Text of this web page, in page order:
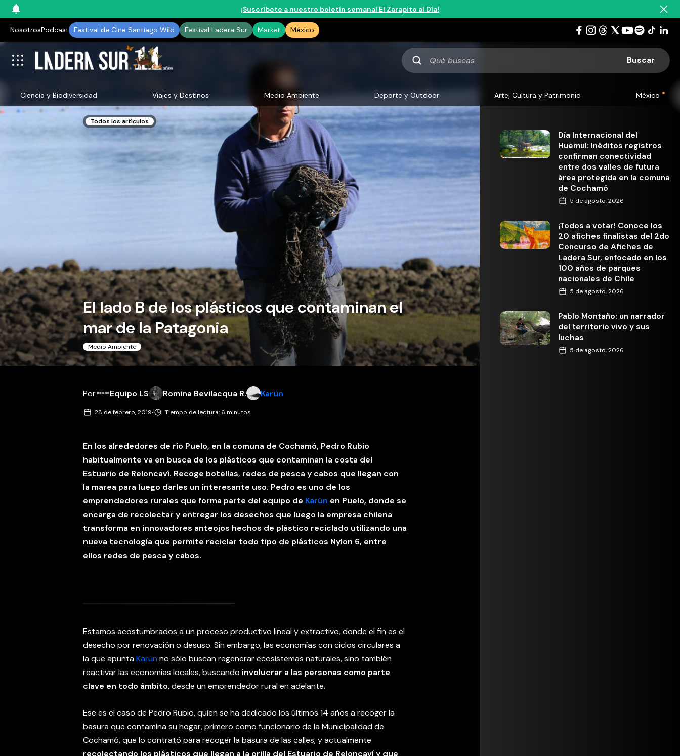
¡Suscríbete a nuestro boletín semanal El Zarapito al Día!
NosotrosPodcast Festival de Cine Santiago Wild Festival Ladera Sur Market México
Qué
buscas
Ciencia y Biodiversidad Viajes y Destinos Medio Ambiente Deporte y Outdoor Arte, Cultura y Patrimonio México
Todos los artículos
El lado B de los plásticos que contaminan el
mar de la Patagonia
Medio Ambiente
Por Equipo LS Romina Bevilacqua R. Karün
28 de febrero, 2019· Tiempo de lectura: 6 minutos
En los alrededores de río Puelo, en la comuna de Cochamó, Pedro Rubio
habitualmente va en busca de los plásticos que contaminan la costa del
Estuario de Reloncaví. Recoge botellas, redes de pesca y cabos que llegan con
la marea para luego darles un interesante uso. Pedro es uno de los
emprendedores rurales que forma parte del equipo de Karün en Puelo, donde se
encarga de recolectar y entregar los desechos que luego la empresa chilena
transforma en innovadores anteojos hechos de plástico reciclado utilizando una
nueva tecnología que permite reciclar todo tipo de plásticos Nylon 6, entre
ellos redes de pesca y cabos.
Estamos acostumbrados a un proceso productivo lineal y extractivo, donde el fin es el
desecho por renovación o desuso. Sin embargo, las economías conciclos circulares a
la que apuntaKarünno sólo buscan regenerar ecosistemas naturales, sino también
reactivar las economías locales, buscando involucrar a las personas como parte
clave en todo ámbito, desde un emprendedor rural en adelante.
Ese es el caso de Pedro Rubio, quien se ha dedicado los últimos 14 años a recoger la
basura que contamina su hogar, primero como funcionario de la Municipalidad de
Cochamó, que lo contrató para recoger la basura de las calles, y actualmente
recolectando los plásticos que llegan a la orilla del Estuario de Reloncaví y que
Día Internacional del
Huemul: Inéditos registros
confirman conectividad
entre dos valles de futura
área protegida en la comuna
de Cochamó
5 de agosto, 2026
¡Todos a votar! Conoce los
20 afiches finalistas del 2do
Concurso de Afiches de
Ladera Sur, enfocado en los
100 años de parques
nacionales de Chile
5 de agosto, 2026
Pablo Montaño: un narrador
del territorio vivo y sus
luchas
5 de agosto, 2026